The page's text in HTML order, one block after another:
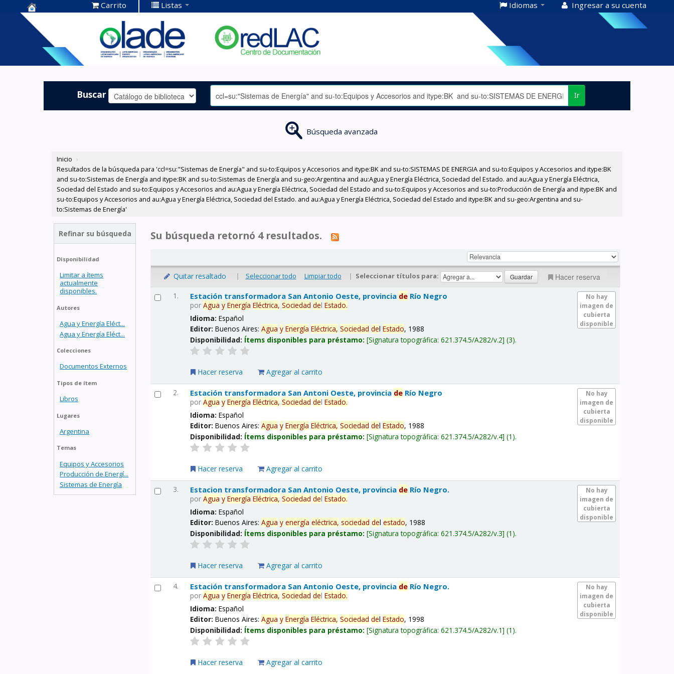
Centro de
Documentación
OLADE -
Carrito Listas Idiomas Ingresar a su cuenta
Buscar Ir
Búsqueda avanzada
Inicio ›
Resultados de la búsqueda para 'ccl=su:"Sistemas de Energía" and su-to:Equipos y Accesorios and itype:BK and su-to:SISTEMAS DE ENERGIA and su-to:Equipos y Accesorios and itype:BK
and su-to:Sistemas de Energía and itype:BK and su-to:Sistemas de Energía and su-geo:Argentina and au:Agua y Energía Eléctrica, Sociedad del Estado. and au:Agua y Energía Eléctrica,
Sociedad del Estado and su-to:Equipos y Accesorios and au:Agua y Energía Eléctrica, Sociedad del Estado and su-to:Equipos y Accesorios and su-to:Producción de Energía and itype:BK and
su-to:Equipos y Accesorios and au:Agua y Energía Eléctrica, Sociedad del Estado. and au:Agua y Energía Eléctrica, Sociedad del Estado and itype:BK and su-geo:Argentina and su-
to:Sistemas de Energía'
Refinar su búsqueda
Disponibilidad
Limitar a ítems
actualmente
disponibles.
Autores
Agua y Energía Eléct...
Agua y Energía Eléct...
Colecciones
Documentos Externos
Tipos de ítem
Libros
Lugares
Argentina
Temas
Equipos y Accesorios
Producción de Energí...
Sistemas de Energía
Su búsqueda retornó 4 resultados.
Quitar resaltado | Seleccionar todo Limpiar todo | Seleccionar títulos para: Hacer reserva
1.
No hay
imagen de
cubierta
disponible
Estación transformadora San Antonio Oeste, provincia de Río Negro
porAgua y Energía Eléctrica, Sociedad delEstado.
Idioma:Español
Editor:Buenos Aires:Agua y Energía Eléctrica, Sociedad delEstado, 1988
Disponibilidad: Ítems disponibles para préstamo: Signatura topográfica:621.374.5/A282/v.2 (3).
Hacer reserva Agregar al carrito
2.
No hay
imagen de
cubierta
disponible
Estación transformadora San Antoni Oeste, provincia de Río Negro
porAgua y Energía Eléctrica, Sociedad delEstado.
Idioma:Español
Editor:Buenos Aires:Agua y Energía Eléctrica, Sociedad delEstado, 1988
Disponibilidad: Ítems disponibles para préstamo: Signatura topográfica:621.374.5/A282/v.4 (1).
Hacer reserva Agregar al carrito
3.
No hay
imagen de
cubierta
disponible
Estacion transformadora San Antonio Oeste, provincia de Río Negro.
porAgua y Energía Eléctrica, Sociedad delEstado.
Idioma:Español
Editor:Buenos Aires:Agua y energía eléctrica, sociedad delestado, 1988
Disponibilidad: Ítems disponibles para préstamo: Signatura topográfica:621.374.5/A282/v.3 (1).
Hacer reserva Agregar al carrito
4.
No hay
imagen de
cubierta
disponible
Estación transformadora San Antonio Oeste, provincia de Río Negro.
porAgua y Energía Eléctrica, Sociedad delEstado.
Idioma:Español
Editor:Buenos Aires:Agua y Energía Eléctrica, Sociedad delEstado, 1998
Disponibilidad: Ítems disponibles para préstamo: Signatura topográfica:621.374.5/A282/v.1 (1).
Hacer reserva Agregar al carrito